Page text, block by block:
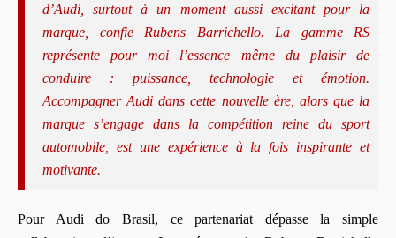
d’Audi, surtout à un moment aussi excitant pour la
marque, confie Rubens Barrichello. La gamme RS
représente pour moi l’essence même du plaisir de
conduire : puissance, technologie et émotion.
Accompagner Audi dans cette nouvelle ère, alors que la
marque s’engage dans la compétition reine du sport
automobile, est une expérience à la fois inspirante et
motivante.
Pour Audi do Brasil, ce partenariat dépasse la simple